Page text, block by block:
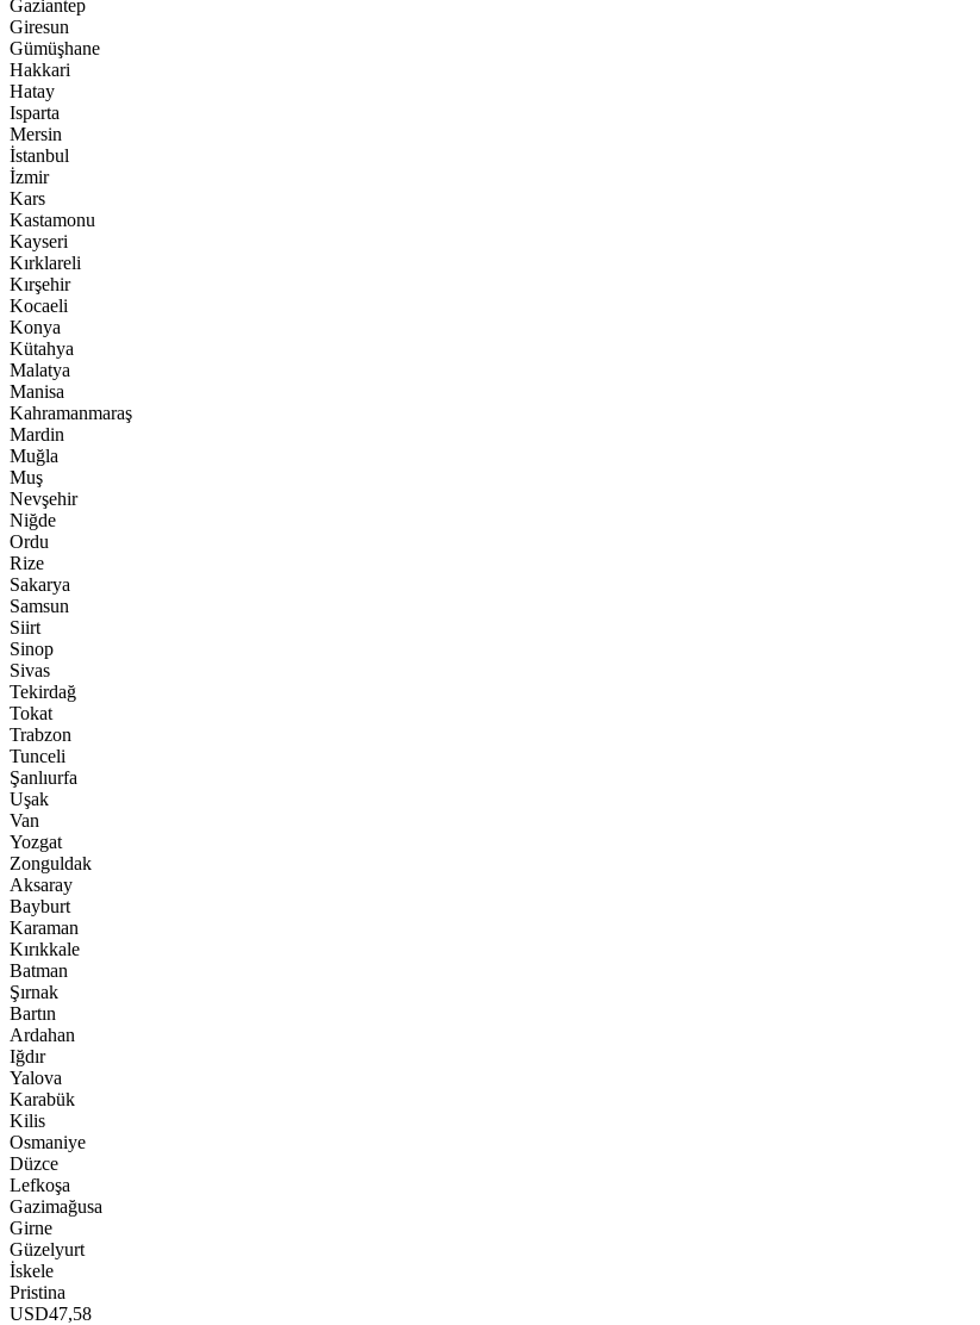
Gaziantep
Giresun
Gümüşhane
Hakkari
Hatay
Isparta
Mersin
İstanbul
İzmir
Kars
Kastamonu
Kayseri
Kırklareli
Kırşehir
Kocaeli
Konya
Kütahya
Malatya
Manisa
Kahramanmaraş
Mardin
Muğla
Muş
Nevşehir
Niğde
Ordu
Rize
Sakarya
Samsun
Siirt
Sinop
Sivas
Tekirdağ
Tokat
Trabzon
Tunceli
Şanlıurfa
Uşak
Van
Yozgat
Zonguldak
Aksaray
Bayburt
Karaman
Kırıkkale
Batman
Şırnak
Bartın
Ardahan
Iğdır
Yalova
Karabük
Kilis
Osmaniye
Düzce
Lefkoşa
Gazimağusa
Girne
Güzelyurt
İskele
Pristina
USD47,58